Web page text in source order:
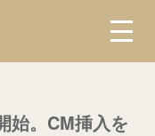
始。CM挿入を